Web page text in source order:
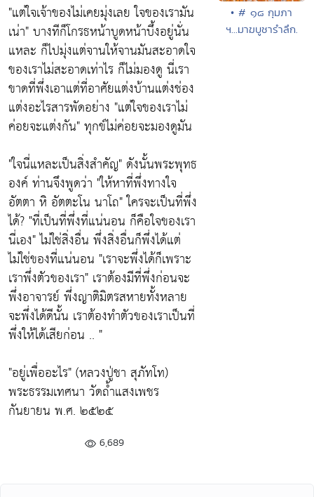
"แต่ใจเจ้าของไม่เคยมุ่งเลย ใจของเรามัน
เน่า"บางทีก็โกรธหน้าบูดหน้าบึ้งอยู่นั่น
แหละ ก็ไปมุ่งแต่จานให้จานมันสะอาดใจ
ของเราไม่สะอาดเท่าไร ก็ไม่มองดู นี่เรา
ขาดที่พึ่งเอาแต่ที่อาศัยแต่งบ้านแต่งช่อง
แต่งอะไรสารพัดอย่าง "แต่ใจของเราไม่
ค่อยจะแต่งกัน"ทุกข์ไม่ค่อยจะมองดูมัน
"ใจนี่แหละเป็นสิ่งสำคัญ"ดังนั้นพระพุทธ
องค์ ท่านจึงพูดว่า "ให้หาที่พึ่งทางใจ
อัตตา หิ อัตตะโน นาโถ"ใครจะเป็นที่พึ่ง
ได้? "ที่เป็นที่พึ่งที่แน่นอน ก็คือใจของเรา
นี่เอง"ไม่ใช่สิ่งอื่น พึ่งสิ่งอื่นก็พึ่งได้แต่
ไม่ใช่ของที่แน่นอน "เราจะพึ่งได้ก็เพราะ
เราพึ่งตัวของเรา" เราต้องมีที่พึ่งก่อนจะ
พึ่งอาจารย์ พึ่งญาติมิตรสหายทั้งหลาย
จะพึ่งได้ดีนั้น เราต้องทำตัวของเราเป็นที่
พึ่งให้ได้เสียก่อน .. "
"อยู่เพื่ออะไร" (หลวงปู่ชา สุภัทโท)
พระธรรมเทศนา วัดถ้ำแสงเพชร
กันยายน พ.ศ. ๒๕๒๕
6,689
• # ๑๘ กุมภา
ฯ...มาฆบูชารำลึก.